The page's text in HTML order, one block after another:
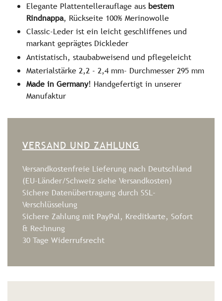
Elegante Plattentellerauflage aus bestem
Rindnappa, Rückseite 100% Merinowolle
Classic-Leder ist ein leicht geschliffenes und
markant geprägtes Dickleder
Antistatisch, staubabweisend und pflegeleicht
Materialstärke 2,2 - 2,4 mm- Durchmesser 295 mm
Made in Germany! Handgefertigt in unserer
Manufaktur
VERSAND UND ZAHLUNG
Versandkostenfreie Lieferung nach Deutschland
(EU-Länder/Schweiz siehe Versandkosten)
Sichere Datenübertragung durch SSL-
Verschlüsselung
Sichere Zahlung mit PayPal, Kreditkarte, Sofort
& Rechnung
30 Tage Widerrufsrecht